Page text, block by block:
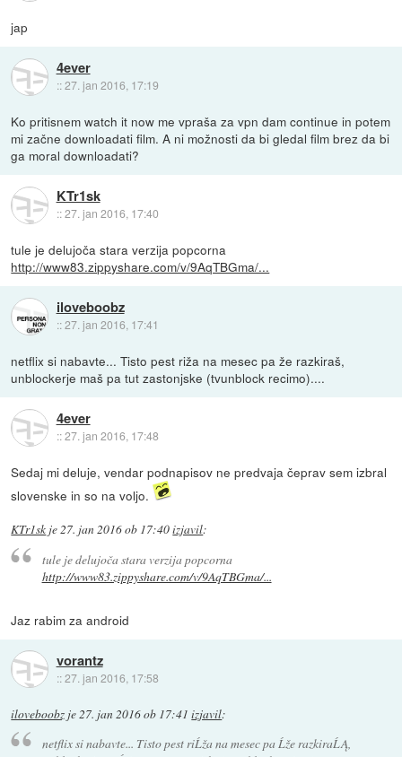
jap
4ever
::27. jan 2016, 17:19
Ko pritisnem watch it now me vpraša za vpn dam continue in potem
mi začne downloadati film. A ni možnosti da bi gledal film brez da bi
ga moral downloadati?
KTr1sk
::27. jan 2016, 17:40
tule je delujoča stara verzija popcorna
http://www83.zippyshare.com/v/9AqTBGma/...
iloveboobz
::27. jan 2016, 17:41
netflix si nabavte... Tisto pest riža na mesec pa že razkiraš,
unblockerje maš pa tut zastonjske (tvunblock recimo)....
4ever
::27. jan 2016, 17:48
Sedaj mi deluje, vendar podnapisov ne predvaja čeprav sem izbral
slovenske in so na voljo.
KTr1sk je27. jan 2016 ob 17:40izjavil:
tule je delujoča stara verzija popcorna
http://www83.zippyshare.com/v/9AqTBGma/...
Jaz rabim za android
vorantz
::27. jan 2016, 17:58
iloveboobz je 27. jan 2016 ob 17:41 izjavil:
netflix si nabavte... Tisto pest riĹža na mesec pa Ĺže razkiraĹĄ,